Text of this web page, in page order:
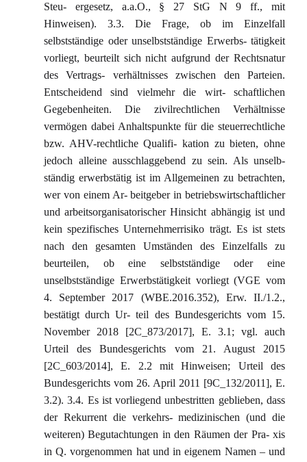
Steu- ergesetz, a.a.O., § 27 StG N 9 ff., mit
Hinweisen). 3.3. Die Frage, ob im Einzelfall
selbstständige oder unselbstständige Erwerbs- tätigkeit
vorliegt, beurteilt sich nicht aufgrund der Rechtsnatur
des Vertrags- verhältnisses zwischen den Parteien.
Entscheidend sind vielmehr die wirt- schaftlichen
Gegebenheiten. Die zivilrechtlichen Verhältnisse
vermögen dabei Anhaltspunkte für die steuerrechtliche
bzw. AHV-rechtliche Qualifi- kation zu bieten, ohne
jedoch alleine ausschlaggebend zu sein. Als unselb-
ständig erwerbstätig ist im Allgemeinen zu betrachten,
wer von einem Ar- beitgeber in betriebswirtschaftlicher
und arbeitsorganisatorischer Hinsicht abhängig ist und
kein spezifisches Unternehmerrisiko trägt. Es ist stets
nach den gesamten Umständen des Einzelfalls zu
beurteilen, ob eine selbstständige oder eine
unselbstständige Erwerbstätigkeit vorliegt (VGE vom
4. September 2017 (WBE.2016.352), Erw. II./1.2.,
bestätigt durch Ur- teil des Bundesgerichts vom 15.
November 2018 [2C_873/2017], E. 3.1; vgl. auch
Urteil des Bundesgerichts vom 21. August 2015
[2C_603/2014], E. 2.2 mit Hinweisen; Urteil des
Bundesgerichts vom 26. April 2011 [9C_132/2011], E.
3.2). 3.4. Es ist vorliegend unbestritten geblieben, dass
der Rekurrent die verkehrs- medizinischen (und die
weiteren) Begutachtungen in den Räumen der Pra- xis
in Q. vorgenommen hat und in eigenem Namen – und